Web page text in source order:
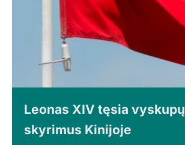
Leonas XIV tęsia vyskupų
skyrimus Kinijoje